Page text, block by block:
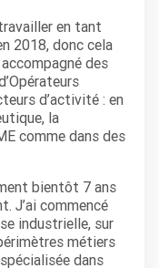
en tant
2018, donc cela
des
d’activité : en
la
comme dans des
bientôt 7 ans
J’ai commencé
industrielle, sur
métiers
dans